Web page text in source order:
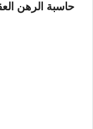
حاسبة الرهن